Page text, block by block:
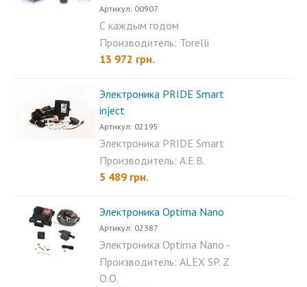
Артикул: 00907
С каждым годом
использование двигателей с...
Производитель: Torelli
13 972 грн.
Электроника PRIDE Smart
inject
Артикул: 02195
Электроника PRIDE Smart
inject - итальянская...
Производитель: A.E.B.
5 489 грн.
Электроника Optima Nano
Артикул: 02387
Электроника Optima Nano -
это электроника 4-го...
Производитель: ALEX SP. Z
O.O.